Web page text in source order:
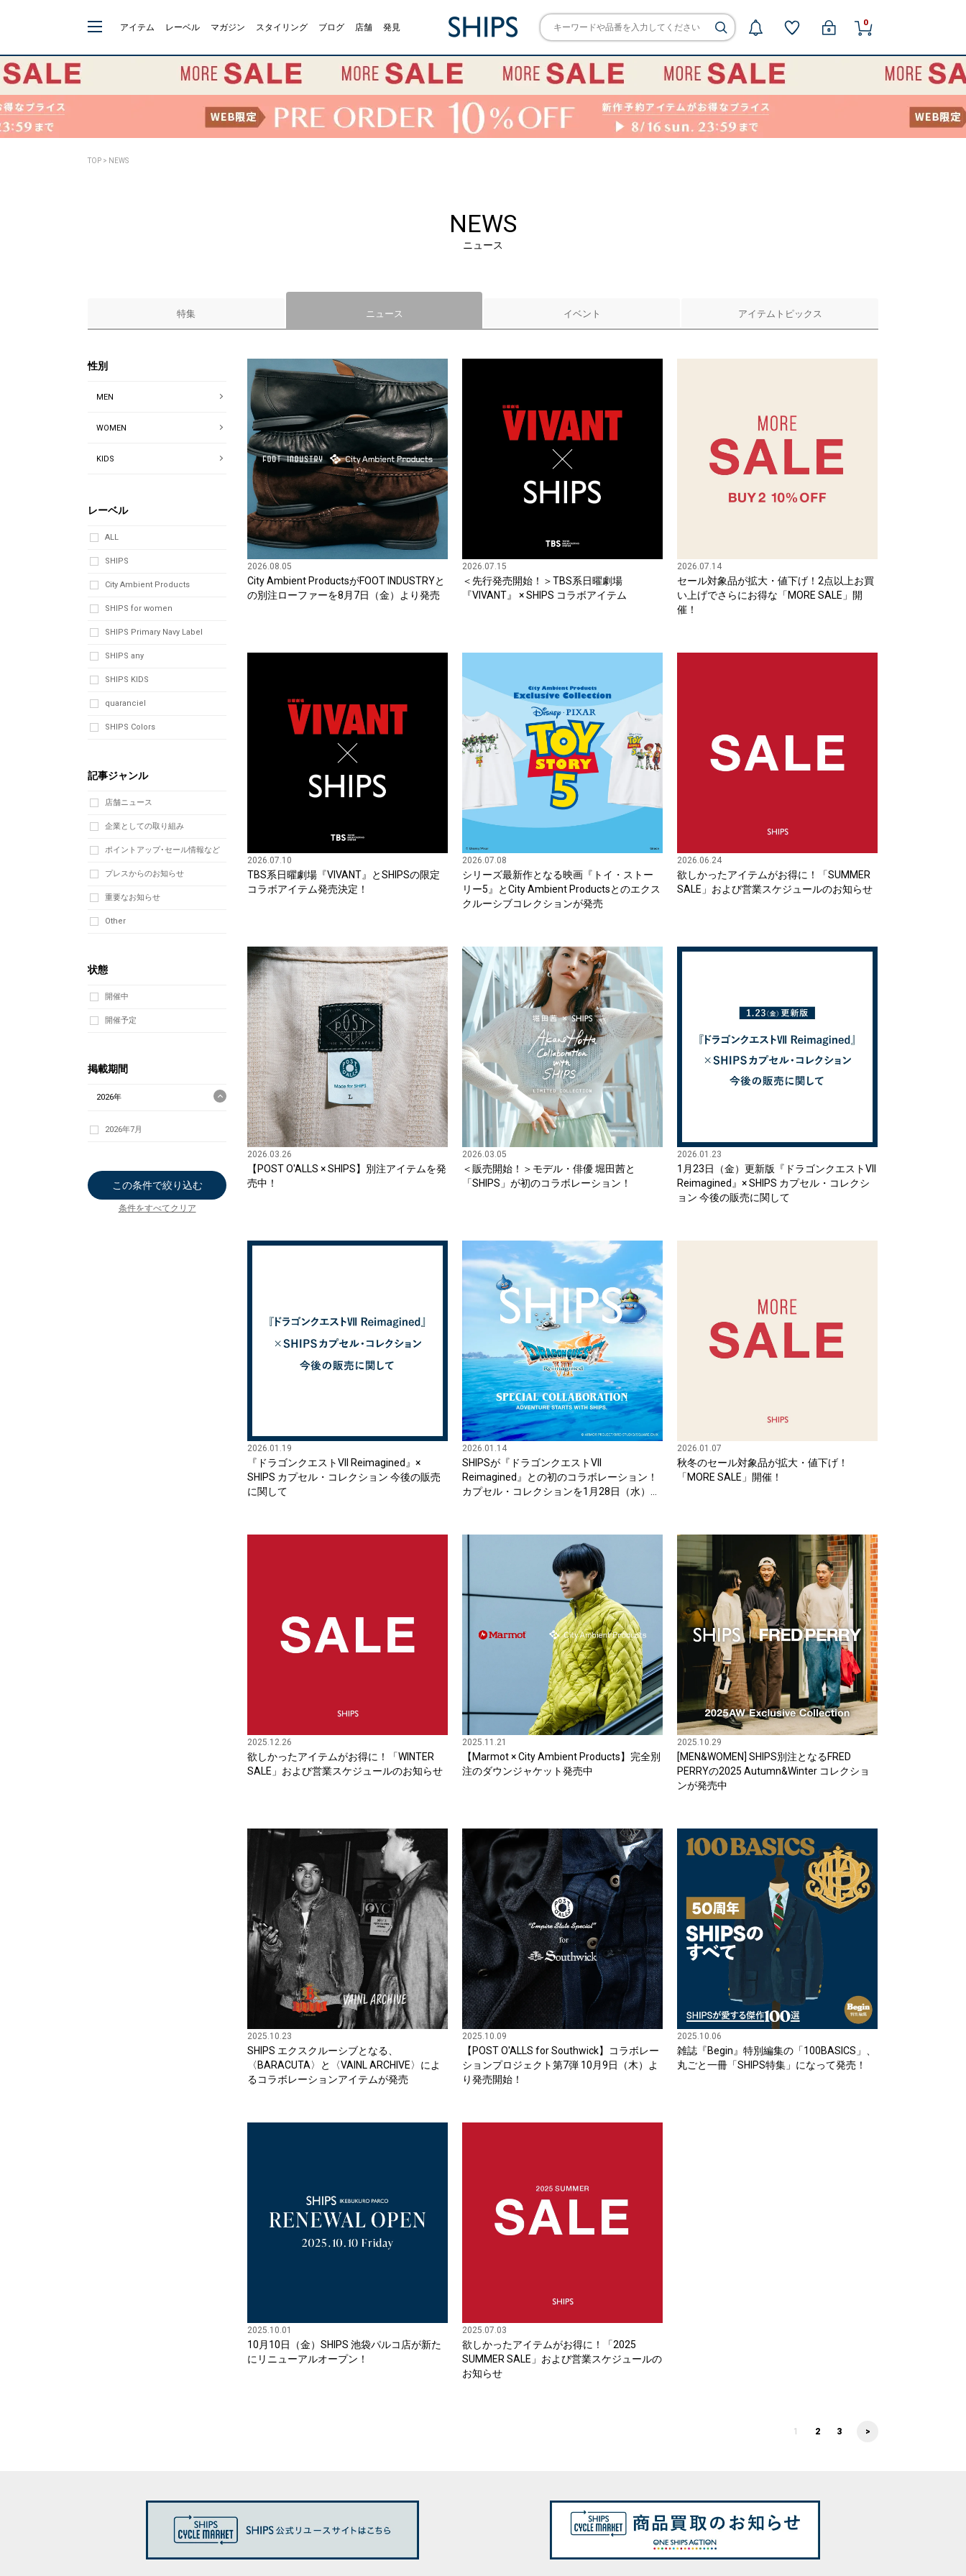
アイテム レーベル マガジン スタイリング ブログ 店舗 発見 0
TOP > NEWS
NEWS
ニュース
特集 ニュース イベント アイテムトピックス
2026.08.05
City Ambient ProductsがFOOT INDUSTRYと
の別注ローファーを8月7日（金）より発売
2026.07.15
＜先行発売開始！＞TBS系日曜劇場
『VIVANT』 × SHIPS コラボアイテム
2026.07.14
セール対象品が拡大・値下げ！2点以上お買
い上げでさらにお得な「MORE SALE」開
催！
2026.07.10
TBS系日曜劇場『VIVANT』とSHIPSの限定
コラボアイテム発売決定！
2026.07.08
シリーズ最新作となる映画『トイ・ストー
リー5』とCity Ambient Productsとのエクス
クルーシブコレクションが発売
2026.06.24
欲しかったアイテムがお得に！「SUMMER
SALE」および営業スケジュールのお知らせ
2026.03.26
【POST O'ALLS × SHIPS】別注アイテムを発
売中！
2026.03.05
＜販売開始！＞モデル・俳優 堀田茜と
「SHIPS」が初のコラボレーション！
2026.01.23
1月23日（金）更新版『ドラゴンクエストVII
Reimagined』× SHIPS カプセル・コレクシ
ョン 今後の販売に関して
2026.01.19
『ドラゴンクエストVII Reimagined』×
SHIPS カプセル・コレクション 今後の販売
に関して
2026.01.14
SHIPSが『ドラゴンクエストVII
Reimagined』との初のコラボレーション！
カプセル・コレクションを1月28日（水）よ
2026.01.07
秋冬のセール対象品が拡大・値下げ！
「MORE SALE」開催！
2025.12.26
欲しかったアイテムがお得に！「WINTER
SALE」および営業スケジュールのお知らせ
2025.11.21
【Marmot × City Ambient Products】完全別
注のダウンジャケット発売中
2025.10.29
[MEN&WOMEN] SHIPS別注となるFRED
PERRYの2025 Autumn&Winter コレクショ
ンが発売中
2025.10.23
SHIPS エクスクルーシブとなる、
〈BARACUTA〉と〈VAINL ARCHIVE〉によ
るコラボレーションアイテムが発売
2025.10.09
【POST O'ALLS for Southwick】コラボレー
ションプロジェクト第7弾 10月9日（木）よ
り発売開始！
2025.10.06
雑誌『Begin』特別編集の「100BASICS」、
丸ごと一冊「SHIPS特集」になって発売！
2025.10.01
10月10日（金）SHIPS 池袋パルコ店が新た
にリニューアルオープン！
2025.07.03
欲しかったアイテムがお得に！「2025
SUMMER SALE」および営業スケジュールの
お知らせ
1 2 3 >
性別
MEN
WOMEN
KIDS
レーベル
ALL
SHIPS
City Ambient Products
SHIPS for women
SHIPS Primary Navy Label
SHIPS any
SHIPS KIDS
quaranciel
SHIPS Colors
記事ジャンル
店舗ニュース
企業としての取り組み
ポイントアップ･セール情報など
プレスからのお知らせ
重要なお知らせ
Other
状態
開催中
開催予定
掲載期間
2026年
2026年7月
この条件で絞り込む
条件をすべてクリア